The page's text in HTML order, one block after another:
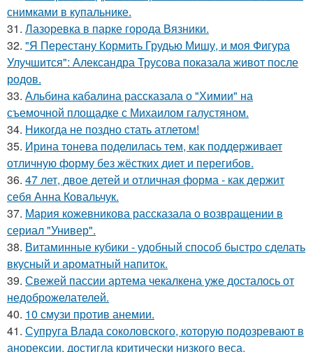
снимками в купальнике.
31. Лазоревка в парке города Вязники.
32. "Я Перестану Кормить Грудью Мишу, и моя Фигура
Улучшится": Александра Трусова показала живот после
родов.
33. Альбина кабалина рассказала о "Химии" на
съемочной площадке с Михаилом галустяном.
34. Никогда не поздно стать атлетом!
35. Ирина тонева поделилась тем, как поддерживает
отличную форму без жёстких диет и перегибов.
36. 47 лет, двое детей и отличная форма - как держит
себя Анна Ковальчук.
37. Мария кожевникова рассказала о возвращении в
сериал "Универ".
38. Витаминные кубики - удобный способ быстро сделать
вкусный и ароматный напиток.
39. Свежей пассии артема чекалкена уже досталось от
недоброжелателей.
40. 10 смузи против анемии.
41. Супруга Влада соколовского, которую подозревают в
анорексии, достигла критически низкого веса.